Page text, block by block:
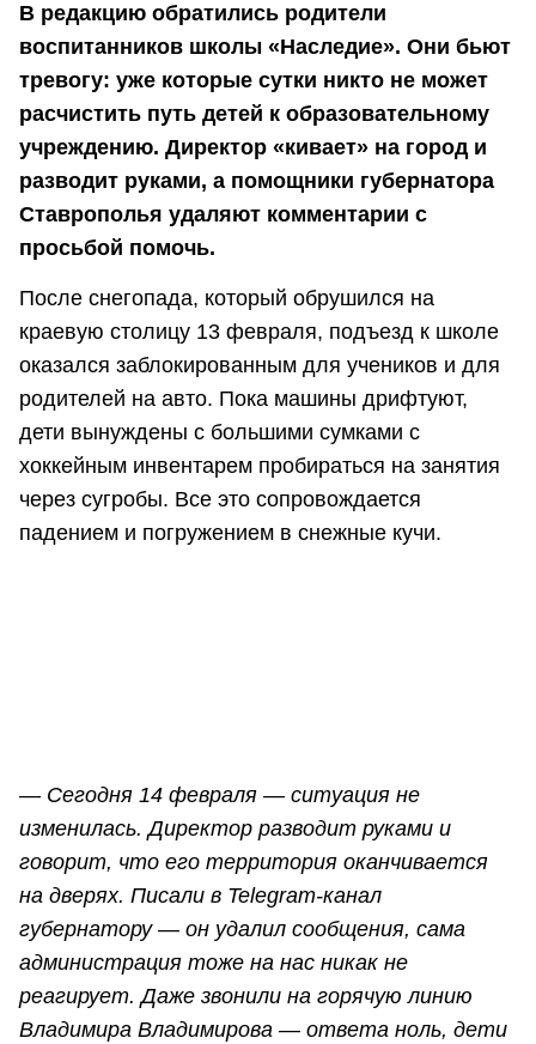
В редакцию обратились родители
воспитанников школы «Наследие». Они бьют
тревогу: уже которые сутки никто не может
расчистить путь детей к образовательному
учреждению. Директор «кивает» на город и
разводит руками, а помощники губернатора
Ставрополья удаляют комментарии с
просьбой помочь.
После снегопада, который обрушился на
краевую столицу 13 февраля, подъезд к школе
оказался заблокированным для учеников и для
родителей на авто. Пока машины дрифтуют,
дети вынуждены с большими сумками с
хоккейным инвентарем пробираться на занятия
через сугробы. Все это сопровождается
падением и погружением в снежные кучи.
— Сегодня 14 февраля — ситуация не
изменилась. Директор разводит руками и
говорит, что его территория оканчивается
на дверях. Писали в Telegram-канал
губернатору — он удалил сообщения, сама
администрация тоже на нас никак не
реагирует. Даже звонили на горячую линию
Владимира Владимирова — ответа ноль, дети